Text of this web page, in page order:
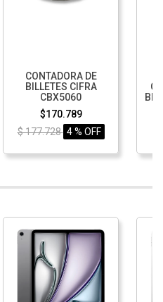
CONTADORA DE
BILLETES CIFRA
CBX5060
$170.789
$ 177.728 4 % OFF